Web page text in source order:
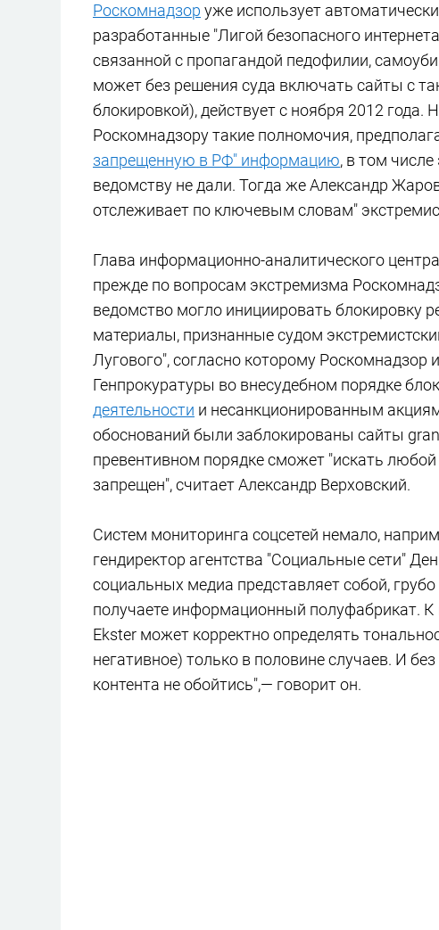
Роскомнадзор уже использует
разработанные "Лигой безопасного
связанной с пропагандой педофилии,
может без решения суда включать сайты с
блокировкой), действует с ноября 2012 года.
Роскомнадзору такие полномочия,
запрещенную в РФ" информацию, в том
ведомству не дали. Тогда же Александр
отслеживает по ключевым словам"
Глава информационно-аналитического
прежде по вопросам экстремизма
ведомство могло инициировать блокировку
материалы, признанные судом
Лугового", согласно которому
Генпрокуратуры во внесудебном порядке
деятельности и несанкционированным
обоснований были заблокированы сайты
превентивном порядке сможет "искать любой
запрещен", считает Александр Верховский.
Систем мониторинга соцсетей немало,
гендиректор агентства "Социальные сети"
социальных медиа представляет собой,
получаете информационный полуфабрикат.
Ekster может корректно определять
негативное) только в половине случаев. И
контента не обойтись",— говорит он.